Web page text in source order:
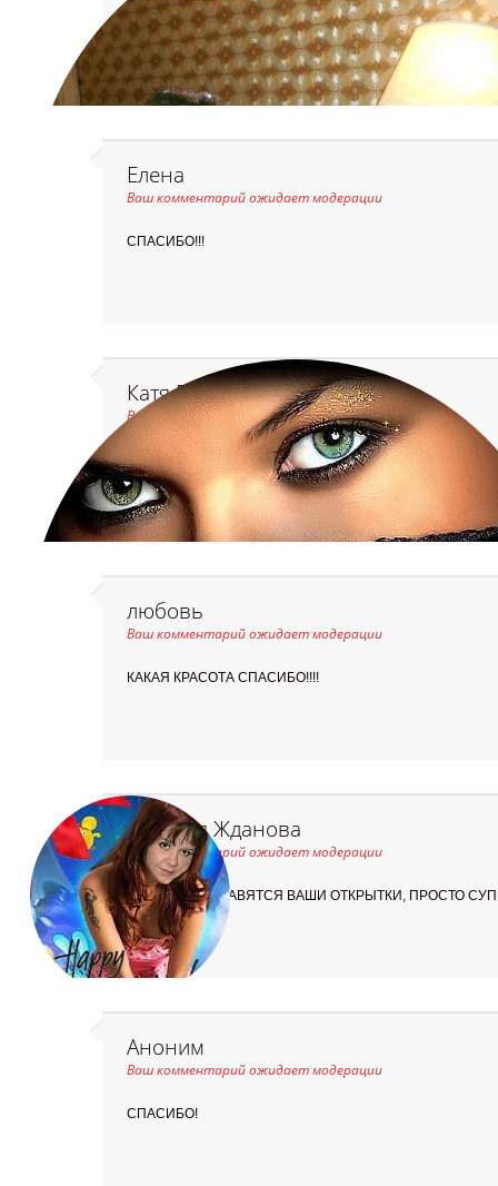
КРАСОТА! БОЛЬШОЕ СПАСИБО!
Елена
Ваш комментарий ожидает модерации
СПАСИБО!!!
Катя Болгару (Видинжо)
Ваш комментарий ожидает модерации
спасибо за красивые открытки
любовь
Ваш комментарий ожидает модерации
КАКАЯ КРАСОТА СПАСИБО!!!!
Наталья Жданова
Ваш комментарий ожидает модерации
МНЕ ОЧЕНЬ НРАВЯТСЯ ВАШИ ОТКРЫТКИ, ПРОСТО
Аноним
Ваш комментарий ожидает модерации
СПАСИБО!